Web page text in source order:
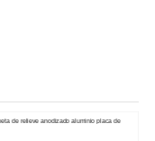
de relieve anodizado aluminio placa de